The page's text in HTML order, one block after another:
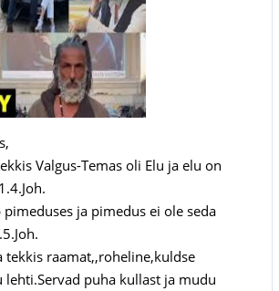
Valgus-Temas oli Elu ja elu on
pimeduses ja pimedus ei ole seda
tekkis raamat,,roheline,kuldse
lehti.Servad puha kullast ja mudu